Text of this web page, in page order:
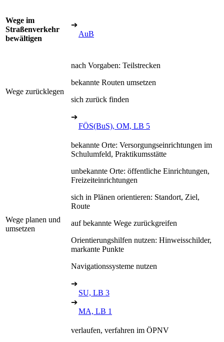
Wege im
Straßenverkehr
bewältigen
➔
AuB
Wege zurücklegen
nach Vorgaben: Teilstrecken
bekannte Routen umsetzen
sich zurück finden
➔
FÖS(BuS), OM, LB 5
Wege planen und
umsetzen
bekannte Orte: Versorgungseinrichtungen im
Schulumfeld, Praktikumsstätte
unbekannte Orte: öffentliche Einrichtungen,
Freizeiteinrichtungen
sich in Plänen orientieren: Standort, Ziel,
Route
auf bekannte Wege zurückgreifen
Orientierungshilfen nutzen: Hinweisschilder,
markante Punkte
Navigationssysteme nutzen
➔
SU, LB 3
➔
MA, LB 1
verlaufen, verfahren im ÖPNV